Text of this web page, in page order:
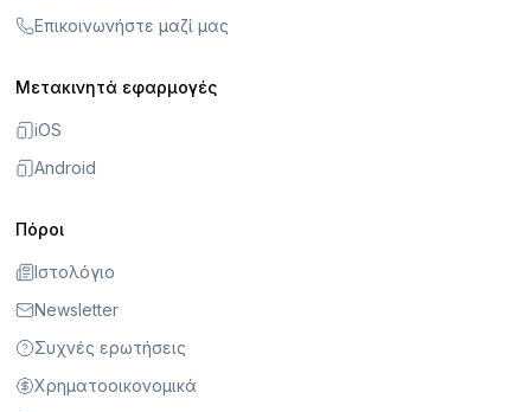
Επικοινωνήστε μαζί μας
Μετακινητά εφαρμογές
iOS
Android
Πόροι
Ιστολόγιο
Newsletter
Συχνές ερωτήσεις
Χρηματοοικονομικά